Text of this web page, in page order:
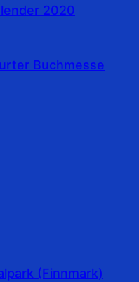
2020
Buchmesse
(Finnmark)